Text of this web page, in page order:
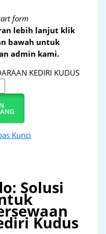
form
lebih lanjut klik
bawah untuk
admin kami.
KEDIRI KUDUS
Kunci
Solusi
Kudus